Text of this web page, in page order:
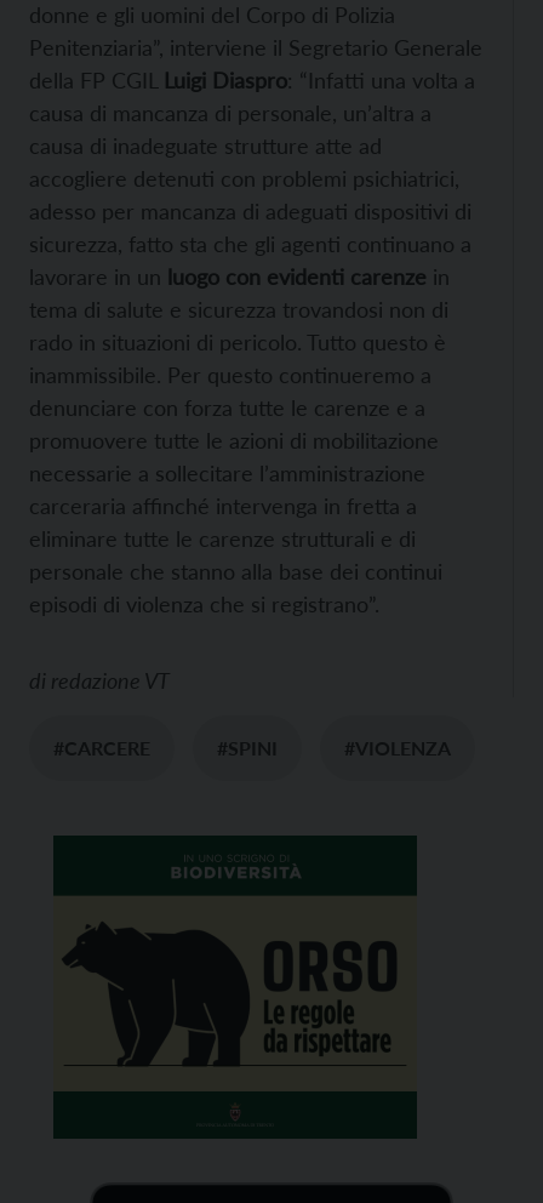
donne e gli uomini del Corpo di Polizia
Penitenziaria”, interviene il Segretario Generale
della FP CGIL Luigi Diaspro: “Infatti una volta a
causa di mancanza di personale, un’altra a
causa di inadeguate strutture atte ad
accogliere detenuti con problemi psichiatrici,
adesso per mancanza di adeguati dispositivi di
sicurezza, fatto sta che gli agenti continuano a
lavorare in un luogo con evidenti carenze in
tema di salute e sicurezza trovandosi non di
rado in situazioni di pericolo. Tutto questo è
inammissibile. Per questo continueremo a
denunciare con forza tutte le carenze e a
promuovere tutte le azioni di mobilitazione
necessarie a sollecitare l’amministrazione
carceraria affinché intervenga in fretta a
eliminare tutte le carenze strutturali e di
personale che stanno alla base dei continui
episodi di violenza che si registrano”.
di redazione VT
#CARCERE #SPINI #VIOLENZA